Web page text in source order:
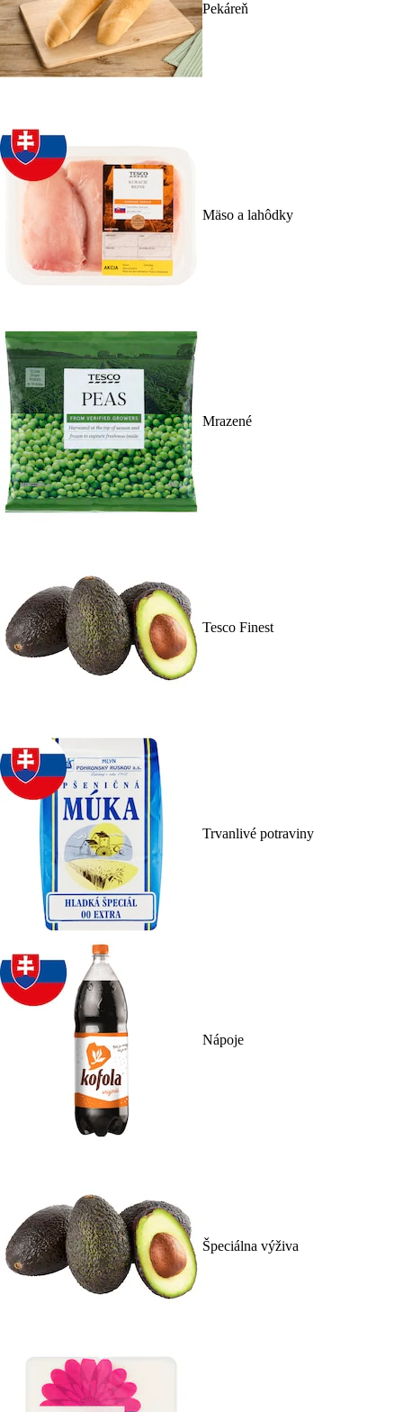
Pekáreň
Mäso a lahôdky
Mrazené
Tesco Finest
Trvanlivé potraviny
Nápoje
Špeciálna výživa